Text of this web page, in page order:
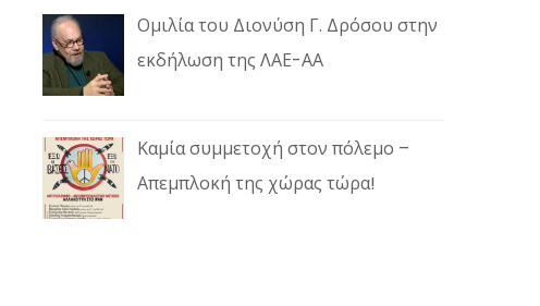
Ομιλία του Διονύση Γ. Δρόσου στην
εκδήλωση της ΛΑΕ-ΑΑ
Καμία συμμετοχή στον πόλεμο –
Απεμπλοκή της χώρας τώρα!